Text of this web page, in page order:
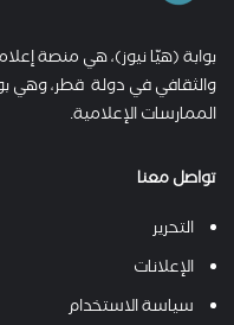
بوابة (هيّا نيوز)، هي منصة
والثقافي في دولة قطر، وهي
الممارسات الإعلامية.
تواصل معنا
التحرير
الإعلانات
سياسة الاستخدام